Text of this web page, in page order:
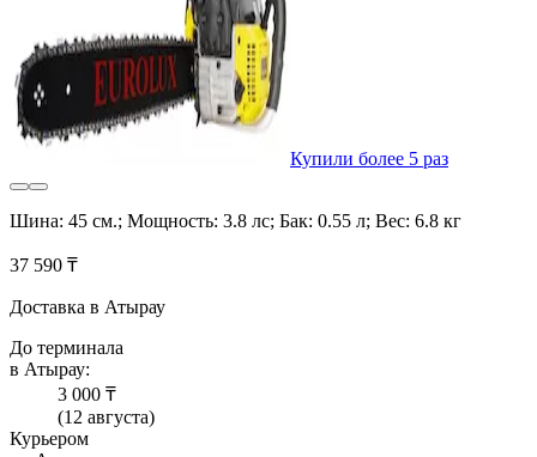
Купили более 5 раз
Шина: 45 см.; Мощность: 3.8 лс; Бак: 0.55 л; Вес: 6.8 кг
37 590 ₸
Доставка в Атырау
До терминала
в Атырау:
3 000 ₸
(12 августа)
Курьером